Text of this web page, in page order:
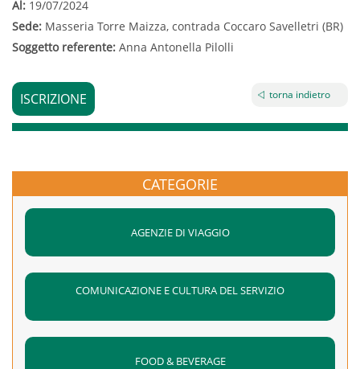
Al: 19/07/2024
Sede: Masseria Torre Maizza, contrada Coccaro Savelletri (BR)
Soggetto referente: Anna Antonella Pilolli
ISCRIZIONE torna indietro
CATEGORIE
AGENZIE DI VIAGGIO
COMUNICAZIONE E CULTURA DEL SERVIZIO
FOOD & BEVERAGE